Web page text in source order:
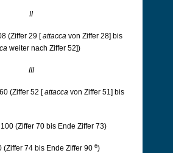
II
(Ziffer 29 [attacca von Ziffer 28] bis
weiter nach Ziffer 52])
III
(Ziffer 52 [attacca von Ziffer 51] bis
(Ziffer 70 bis Ende Ziffer 73)
(Ziffer 74 bis Ende Ziffer 90 6)